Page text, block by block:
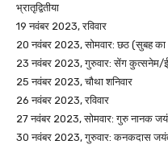
भ्रातृद्वितीया
19 नवंबर 2023, रविवार
20 नवंबर 2023, सोमवार: छठ (सुबह का
23 नवंबर 2023, गुरुवार: सेंग कुत्सनेम/
25 नवंबर 2023, चौथा शनिवार
26 नवंबर 2023, रविवार
27 नवंबर 2023, सोमवार: गुरु नानक
30 नवंबर 2023, गुरुवार: कनकदास